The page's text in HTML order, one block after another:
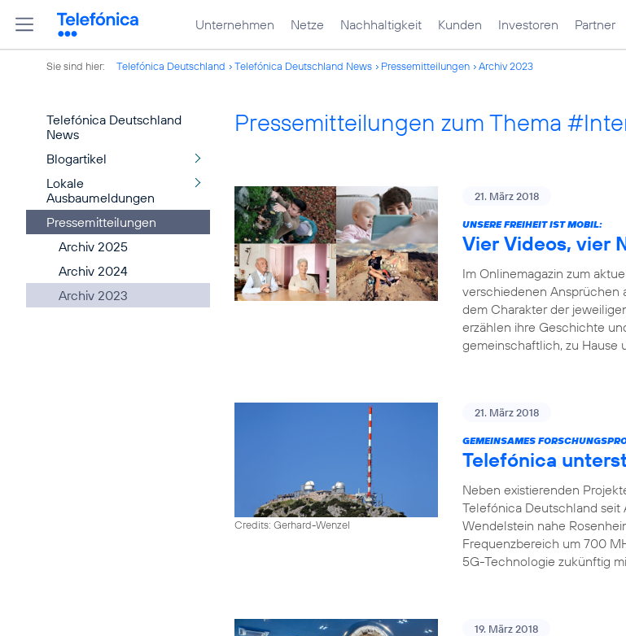
Unternehmen Netze Nachhaltigkeit Kunden Investoren Partner
Sie sind hier: Telefónica Deutschland Telefónica Deutschland News Pressemitteilungen Archiv 2023
Telefónica Deutschland
News
Blogartikel
Lokale
Ausbaumeldungen
Pressemitteilungen
Archiv 2025
Archiv 2024
Archiv 2023
Pressemitteilungen zum Thema
21. März 2018
UNSERE FREIHEIT IST MOBIL:
Vier Videos, vier
Im Onlinemagazin zum
verschiedenen Ansprüchen
dem Charakter der
erzählen ihre Geschichte
gemeinschaftlich, zu
Credits: Gerhard-Wenzel
21. März 2018
GEMEINSAMES
Telefónica
Neben existierenden
Telefónica Deutschland seit
Wendelstein nahe
Frequenzbereich um 700
5G-Technologie zukünftig
19. März 2018